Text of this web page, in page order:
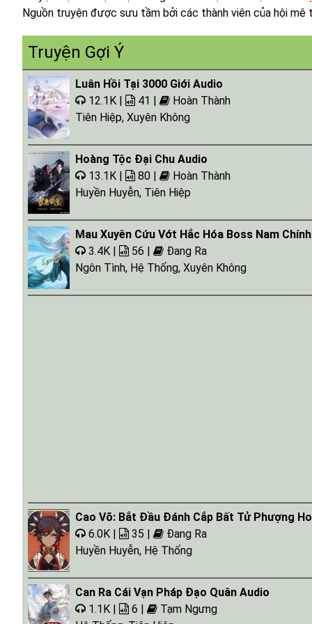
Tap 018 - 04:45:46
Tap 019 - 04:39:43
Tap 020 - 05:05:59
Nguồn truyện được sưu tầm bởi các thành viên của hội mê
Truyện Gợi Ý
Luân Hồi Tại 3000 Giới Audio
12.1K |
41 |
Hoàn Thành
Tiên Hiệp, Xuyên Không
Hoàng Tộc Đại Chu Audio
13.1K |
80 |
Hoàn Thành
Huyền Huyễn, Tiên Hiệp
Mau Xuyên Cứu Vớt Hắc Hóa Boss Nam
3.4K |
56 |
Đang Ra
Ngôn Tình, Hệ Thống, Xuyên Không
Cao Võ: Bắt Đầu Đánh Cắp Bất Tử Phượng
6.0K |
35 |
Đang Ra
Huyền Huyễn, Hệ Thống
Can Ra Cái Vạn Pháp Đạo Quân Audio
1.1K |
6 |
Tạm Ngưng